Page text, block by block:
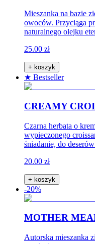
Mieszanka na bazie
owoców. Przyciąga
naturalnego olejku
25.00 zł
+ koszyk
★ Bestseller
CREAMY
Czarna herbata o
wypieczonego
śniadanie, do
20.00 zł
+ koszyk
-20%
MOTHER
Autorska mieszanka